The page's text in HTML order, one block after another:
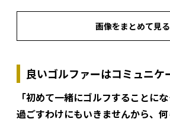
画像をまとめて見る
良いゴルファーはコミュニケ
「初めて一緒にゴルフすることに
過ごすわけにもいきませんから、